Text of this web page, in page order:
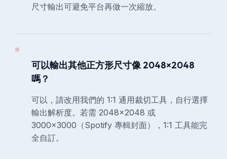
尺寸輸出可避免平台再做一次縮放。
可以輸出其他正方形尺寸像 2048×2048
嗎？
可以，請改用我們的 1:1 通用裁切工具，自行選擇
輸出解析度。若需 2048×2048 或
3000×3000（Spotify 專輯封面），1:1 工具能完
全自訂。